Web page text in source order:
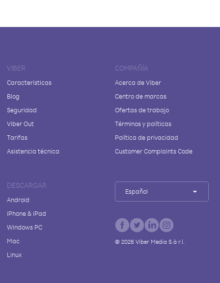
VIBER
Características
Blog
Seguridad
Viber Out
Tarifas
Asistencia técnica
COMPAÑÍA
Acerca de Viber
Centro de marcas
Ofertas de trabajo
Términos y políticas
Política de privacidad
Customer Complaints Code
DESCARGAR
Android
iPhone & iPad
Windows PC
Mac
Linux
Español
© 2026Viber Media S.à r.l.